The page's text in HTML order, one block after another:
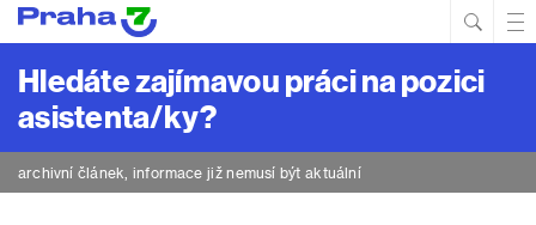
Hledáte zajímavou práci na pozici
asistenta/ky?
archivní článek, informace již nemusí být aktuální